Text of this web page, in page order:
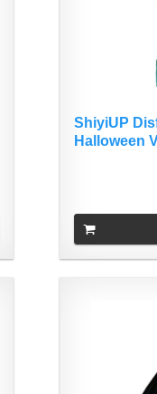
ShiyiUP
Halloween